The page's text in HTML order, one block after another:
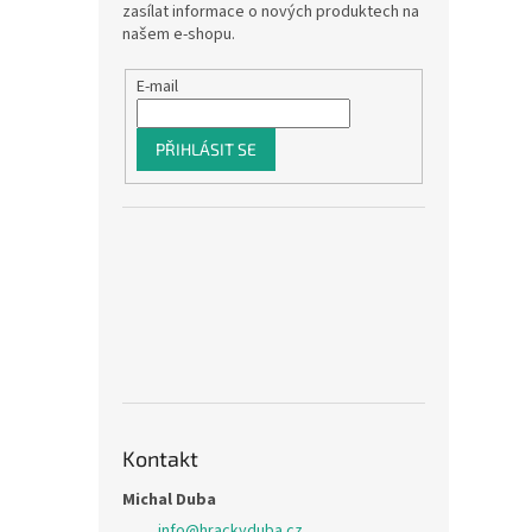
zasílat informace o nových produktech na
našem e-shopu.
E-mail
PŘIHLÁSIT SE
Kontakt
Michal Duba